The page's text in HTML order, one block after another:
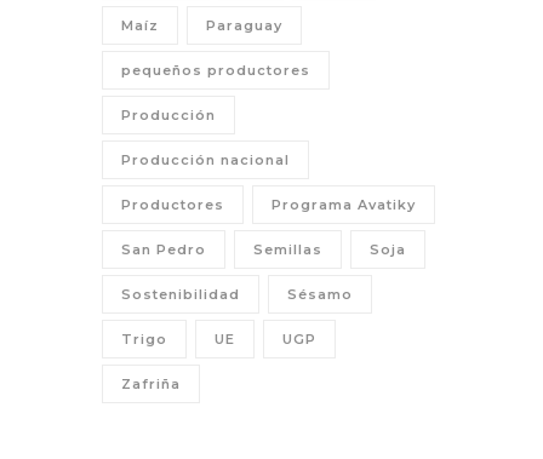
Maíz Paraguay
pequeños productores
Producción
Producción nacional
Productores Programa Avatiky
San Pedro Semillas Soja
Sostenibilidad Sésamo
Trigo UE UGP
Zafriña